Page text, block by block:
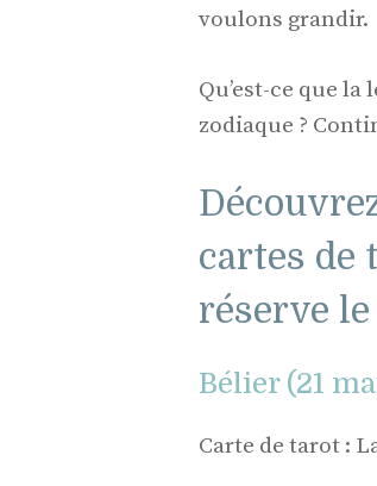
voulons grandir.
Qu’est-ce que
zodiaque ?
cartes de
réserve
Bélier (21
Carte de tarot :